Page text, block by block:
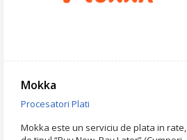
Mokka
Procesatori Plati
Mokka este un serviciu de plata in rate,